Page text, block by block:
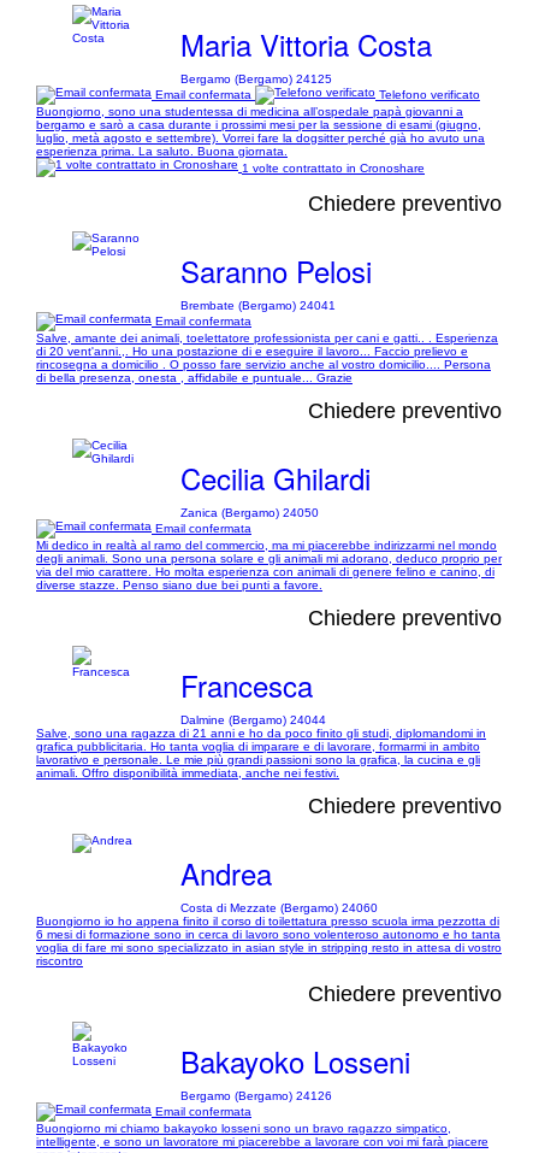
Maria Vittoria Costa
Bergamo (Bergamo) 24125
Email confermata
Telefono verificato
Buongiorno, sono una studentessa di medicina all’ospedale papà giovanni a
bergamo e sarò a casa durante i prossimi mesi per la sessione di esami (giugno,
luglio, metà agosto e settembre). Vorrei fare la dogsitter perché già ho avuto una
esperienza prima. La saluto. Buona giornata.
1 volte contrattato in Cronoshare
Chiedere preventivo
Saranno Pelosi
Brembate (Bergamo) 24041
Email confermata
Salve, amante dei animali, toelettatore professionista per cani e gatti.. . Esperienza
di 20 vent'anni.,. Ho una postazione di e eseguire il lavoro... Faccio prelievo e
rincosegna a domicilio . O posso fare servizio anche al vostro domicilio.... Persona
di bella presenza, onesta , affidabile e puntuale... Grazie
Chiedere preventivo
Cecilia Ghilardi
Zanica (Bergamo) 24050
Email confermata
Mi dedico in realtà al ramo del commercio, ma mi piacerebbe indirizzarmi nel mondo
degli animali. Sono una persona solare e gli animali mi adorano, deduco proprio per
via del mio carattere. Ho molta esperienza con animali di genere felino e canino, di
diverse stazze. Penso siano due bei punti a favore.
Chiedere preventivo
Francesca
Dalmine (Bergamo) 24044
Salve, sono una ragazza di 21 anni e ho da poco finito gli studi, diplomandomi in
grafica pubblicitaria. Ho tanta voglia di imparare e di lavorare, formarmi in ambito
lavorativo e personale. Le mie più grandi passioni sono la grafica, la cucina e gli
animali. Offro disponibilità immediata, anche nei festivi.
Chiedere preventivo
Andrea
Costa di Mezzate (Bergamo) 24060
Buongiorno io ho appena finito il corso di toilettatura presso scuola irma pezzotta di
6 mesi di formazione sono in cerca di lavoro sono volenteroso autonomo e ho tanta
voglia di fare mi sono specializzato in asian style in stripping resto in attesa di vostro
riscontro
Chiedere preventivo
Bakayoko Losseni
Bergamo (Bergamo) 24126
Email confermata
Buongiorno mi chiamo bakayoko losseni sono un bravo ragazzo simpatico,
intelligente, e sono un lavoratore mi piacerebbe a lavorare con voi mi farà piacere